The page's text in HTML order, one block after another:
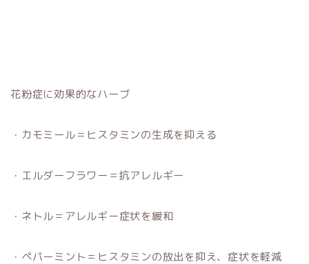
花粉症に効果的なハーブ
・カモミール＝ヒスタミンの生成を抑える
・エルダーフラワー＝抗アレルギー
・ネトル＝アレルギー症状を緩和
・ペパーミント＝ヒスタミンの放出を抑え、症状を軽減